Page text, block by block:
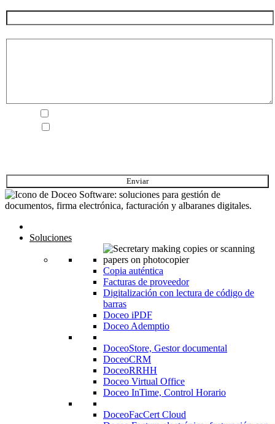
Soluciones
Copia auténtica
Facturas de proveedor
Digitalización con lectura de código de
barras
Doceo iPDF
Doceo Ademptio
DoceoStore, Gestor documental
DoceoCRM
DoceoRRHH
Doceo Virtual Office
Doceo InTime, Control Horario
DoceoFacCert Cloud